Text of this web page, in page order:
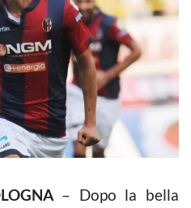
– Dopo la bella